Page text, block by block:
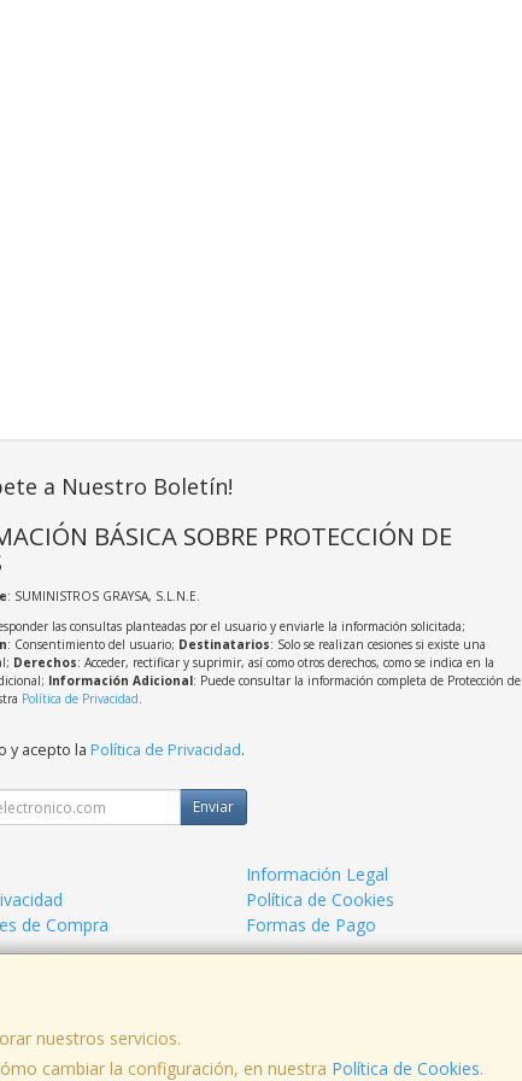
nuestros servicios.
cambiar la configuración, en nuestra Política de Cookies.
a Nuestro Boletín!
BÁSICA SOBRE PROTECCIÓN DE
: SUMINISTROS GRAYSA, S.L.N.E.
las consultas planteadas por el usuario y enviarle la información solicitada;
: Consentimiento del usuario; Destinatarios: Solo se realizan cesiones si existe una
Derechos: Acceder, rectificar y suprimir, así como otros derechos, como se indica en la
Información Adicional: Puede consultar la información completa de Protección de
Política de Privacidad.
y acepto la Política de Privacidad.
Enviar
Información Legal
Política de Cookies
de Compra
Formas de Pago
, , , , España. - C.I.F.: B98957897 - Tfno: